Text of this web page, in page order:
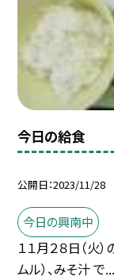
今日の給食
公開日 2023/11/28
今日の興南中
１１月２８日（火
ムル）、みそ汁 で...